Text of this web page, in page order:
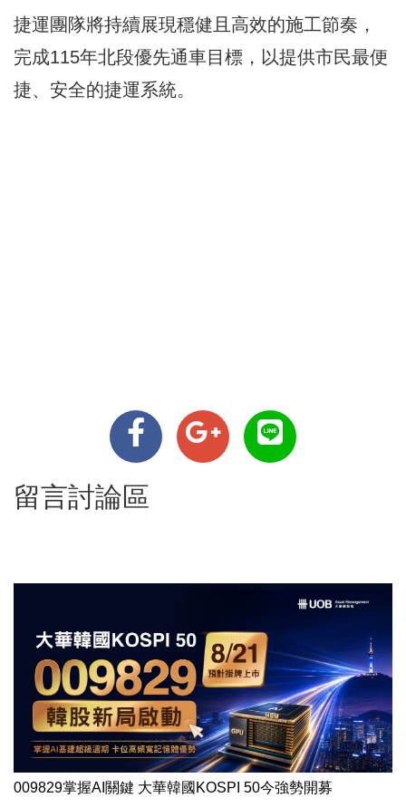
捷運團隊將持續展現穩健且高效的施工節奏，
完成115年北段優先通車目標，以提供市民最便
捷、安全的捷運系統。
留言討論區
009829掌握AI關鍵 大華韓國KOSPI 50今強勢開募